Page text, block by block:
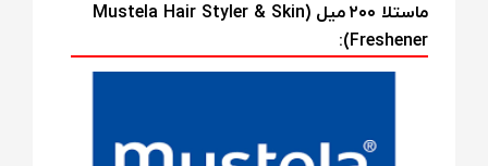
ماستلا ۲۰۰ میل (Mustela Hair Styler & Skin
Freshener):